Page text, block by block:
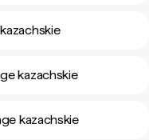
kazachskie
kazachskie